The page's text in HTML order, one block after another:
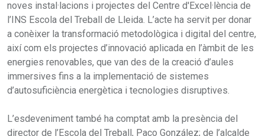
noves instal·lacions i projectes del Centre d'Excel·lència de
l’INS Escola del Treball de Lleida. L’acte ha servit per donar
a conèixer la transformació metodològica i digital del centre,
així com els projectes d’innovació aplicada en l’àmbit de les
energies renovables, que van des de la creació d’aules
immersives fins a la implementació de sistemes
d’autosuficiència energètica i tecnologies disruptives.
L’esdeveniment també ha comptat amb la presència del
director de l’Escola del Treball, Paco González; de l’alcalde